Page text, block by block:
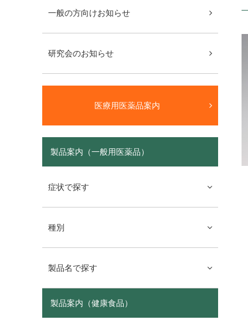
一般の方向けお知らせ
研究会のお知らせ
医療用医薬品案内
製品案内（一般用医薬品）
症状で探す
種別
製品名で探す
製品案内（健康食品）